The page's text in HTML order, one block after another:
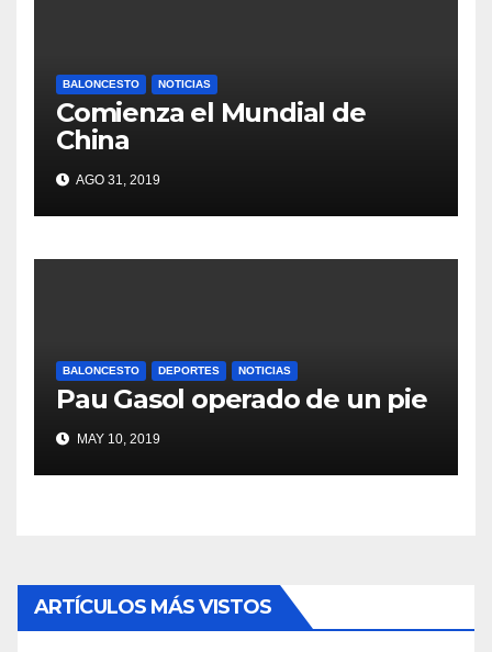
BALONCESTO NOTICIAS
Comienza el Mundial de
China
AGO 31, 2019
BALONCESTO DEPORTES NOTICIAS
Pau Gasol operado de un pie
MAY 10, 2019
ARTÍCULOS MÁS VISTOS